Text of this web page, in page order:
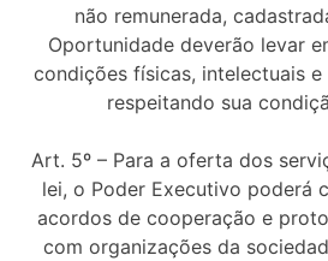
não remunerada,
Oportunidade deverão levar
condições físicas, intelectuais
respeitando sua
Art. 5º – Para a oferta dos
lei, o Poder Executivo poderá
acordos de cooperação e
com organizações da